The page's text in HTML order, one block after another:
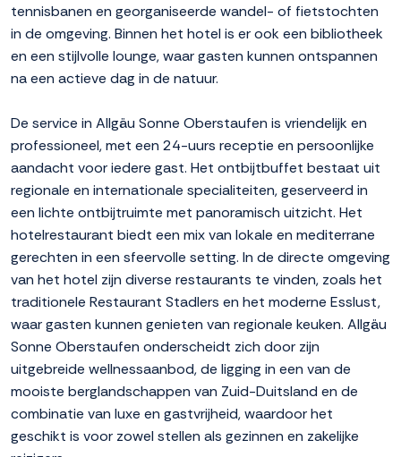
tennisbanen en georganiseerde wandel- of fietstochten
in de omgeving. Binnen het hotel is er ook een bibliotheek
en een stijlvolle lounge, waar gasten kunnen ontspannen
na een actieve dag in de natuur.
De service in Allgäu Sonne Oberstaufen is vriendelijk en
professioneel, met een 24-uurs receptie en persoonlijke
aandacht voor iedere gast. Het ontbijtbuffet bestaat uit
regionale en internationale specialiteiten, geserveerd in
een lichte ontbijtruimte met panoramisch uitzicht. Het
hotelrestaurant biedt een mix van lokale en mediterrane
gerechten in een sfeervolle setting. In de directe omgeving
van het hotel zijn diverse restaurants te vinden, zoals het
traditionele Restaurant Stadlers en het moderne Esslust,
waar gasten kunnen genieten van regionale keuken. Allgäu
Sonne Oberstaufen onderscheidt zich door zijn
uitgebreide wellnessaanbod, de ligging in een van de
mooiste berglandschappen van Zuid-Duitsland en de
combinatie van luxe en gastvrijheid, waardoor het
geschikt is voor zowel stellen als gezinnen en zakelijke